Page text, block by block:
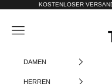
Zum Inhalt springenKOSTENLOSER
Menü
DAMEN
HERREN